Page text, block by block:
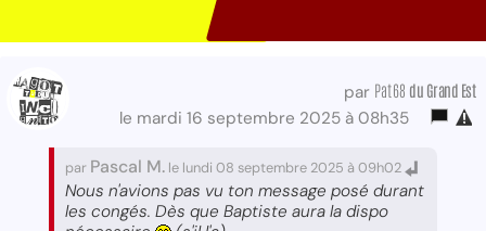
par Pat68 du Grand Est
le mardi 16 septembre 2025 à 08h35
par Pascal M. le lundi 08 septembre 2025 à 09h02
Nous n'avions pas vu ton message posé durant
les congés. Dès que Baptiste aura la dispo